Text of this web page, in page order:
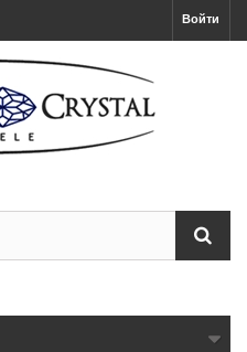
Войти